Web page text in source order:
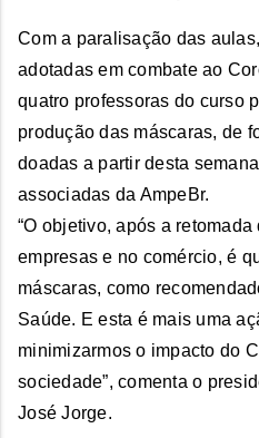
Com a paralisação das
adotadas em combate ao
quatro professoras do curso
produção das máscaras, de
doadas a partir desta
associadas da AmpeBr.
“O objetivo, após a
empresas e no comércio, é
máscaras, como
Saúde. E esta é mais uma
minimizarmos o impacto do
sociedade”, comenta o
José Jorge.